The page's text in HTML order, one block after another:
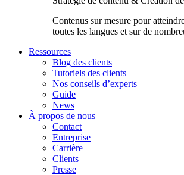
Contenus sur mesure pour
toutes les langues et sur de
Ressources
Blog des clients
Tutoriels des clients
Nos conseils d’experts
Guide
News
À propos de nous
Contact
Entreprise
Carrière
Clients
Presse